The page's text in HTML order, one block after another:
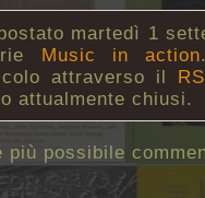
martedì 1
Music in action
attraverso il
attualmente chiusi.
più possibile